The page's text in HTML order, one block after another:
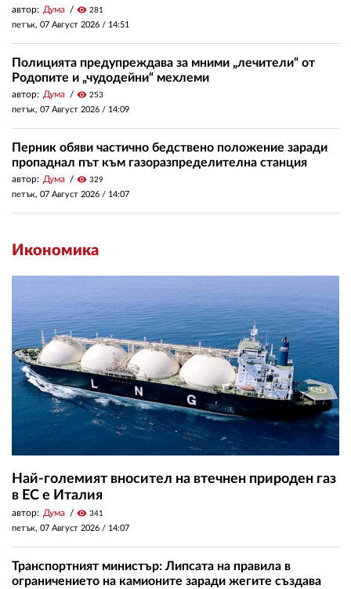
автор: Дума visibility 281
петък, 07 Август 2026 / 14:51
Полицията предупреждава за мними „лечители“ от
Родопите и „чудодейни“ мехлеми
автор: Дума visibility 253
петък, 07 Август 2026 / 14:09
Перник обяви частично бедствено положение заради
пропаднал път към газоразпределителна станция
автор: Дума visibility 329
петък, 07 Август 2026 / 14:07
Икономика
Най-големият вносител на втечнен природен газ
в ЕС е Италия
автор: Дума visibility 341
петък, 07 Август 2026 / 14:07
Транспортният министър: Липсата на правила в
ограничението на камионите заради жегите създава